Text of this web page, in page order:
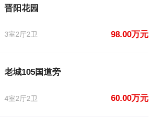
晋阳花园
3室2厅2卫 98.00万元
老城105国道旁
4室2厅2卫 60.00万元